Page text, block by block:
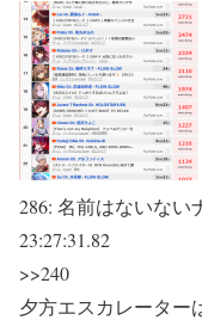
286: 名前はないない
23:27:31.82
>>240
夕方エスカレーター